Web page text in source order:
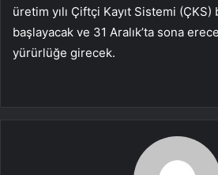
üretim yılı Çiftçi Kayıt Sistemi (ÇKS)
başlayacak ve 31 Aralık’ta sona
yürürlüğe girecek.